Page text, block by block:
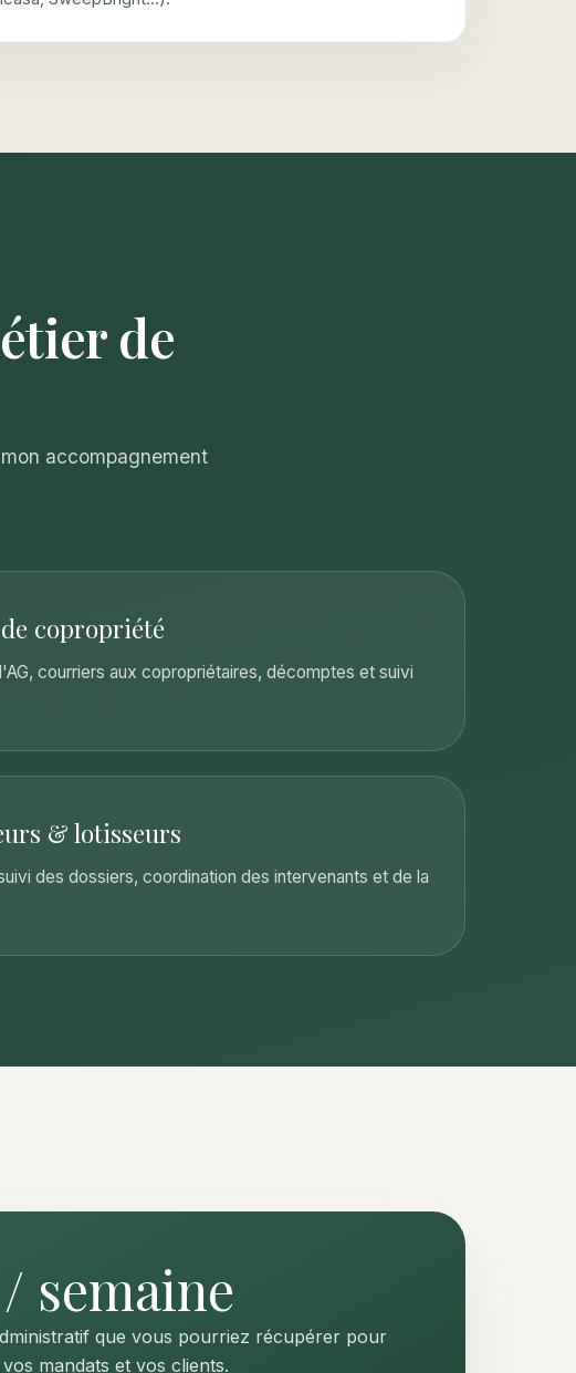
de
accompagnement
copropriété
courriers aux copropriétaires, décomptes et suivi
& lotisseurs
des dossiers, coordination des intervenants et de la
/ semaine
que vous pourriez récupérer pour
mandats et vos clients.